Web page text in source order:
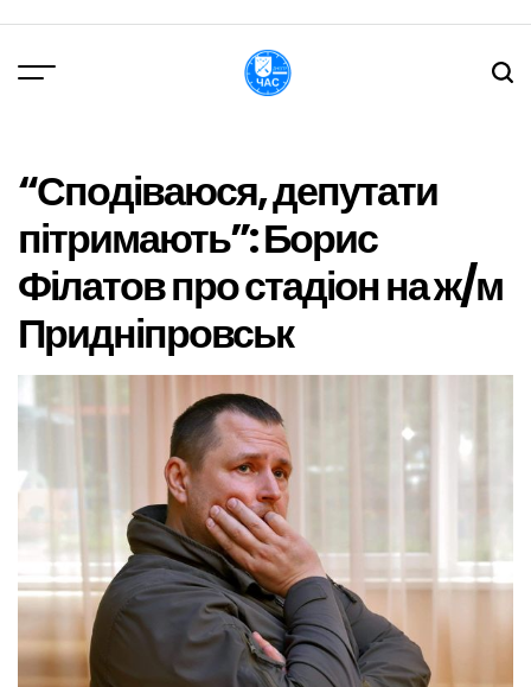
вмісту
“Сподіваюся, депутати
пітримають”: Борис
Філатов про стадіон на ж/м
Придніпровськ